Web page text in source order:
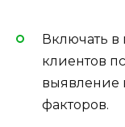
Включать
клиентов
выявление
факторов.